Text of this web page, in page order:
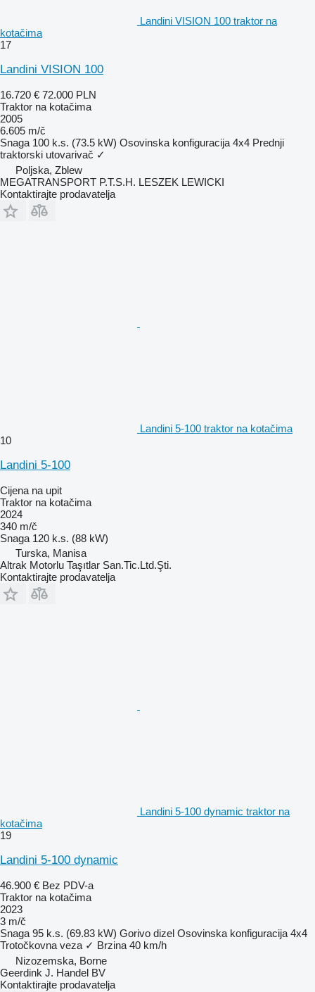
Landini VISION 100 traktor na
kotačima
17
Landini VISION 100
16.720 € 72.000 PLN
Traktor na kotačima
2005
6.605 m/č
Snaga 100 k.s. (73.5 kW) Osovinska konfiguracija 4x4 Prednji
traktorski utovarivač ✓
Poljska, Zblew
MEGATRANSPORT P.T.S.H. LESZEK LEWICKI
Kontaktirajte prodavatelja
Landini 5-100 traktor na kotačima
10
Landini 5-100
Cijena na upit
Traktor na kotačima
2024
340 m/č
Snaga 120 k.s. (88 kW)
Turska, Manisa
Altrak Motorlu Taşıtlar San.Tic.Ltd.Şti.
Kontaktirajte prodavatelja
Landini 5-100 dynamic traktor na
kotačima
19
Landini 5-100 dynamic
46.900 € Bez PDV-a
Traktor na kotačima
2023
3 m/č
Snaga 95 k.s. (69.83 kW) Gorivo dizel Osovinska konfiguracija 4x4
Trotočkovna veza ✓ Brzina 40 km/h
Nizozemska, Borne
Geerdink J. Handel BV
Kontaktirajte prodavatelja